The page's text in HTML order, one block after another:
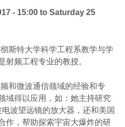
- 15:00 toSaturday 25
斯特大学科学工程系教学与学
射频工程专业的教授。
和微波通信领域的经验和专
域得以应用，如：她主持研究
波望远镜的放大器，还和美国
作，帮助探索宇宙大爆炸的研